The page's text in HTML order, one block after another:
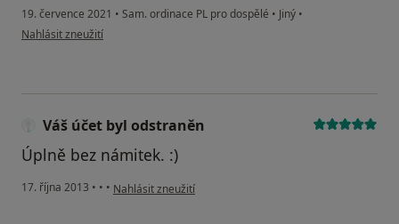
19. července 2021 • Sam. ordinace PL pro dospělé • Jiný •
podle názoru uživatele Pacientka Martina
Nahlásit zneužití
Váš účet byl odstraněn
Úplně bez námitek. :)
17. října 2013 • • • podle názoru uživatele Váš účet byl odstraněn
Nahlásit zneužití